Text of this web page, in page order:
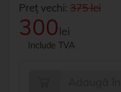
Preț vechi: 375 lei
300lei
Include TVA